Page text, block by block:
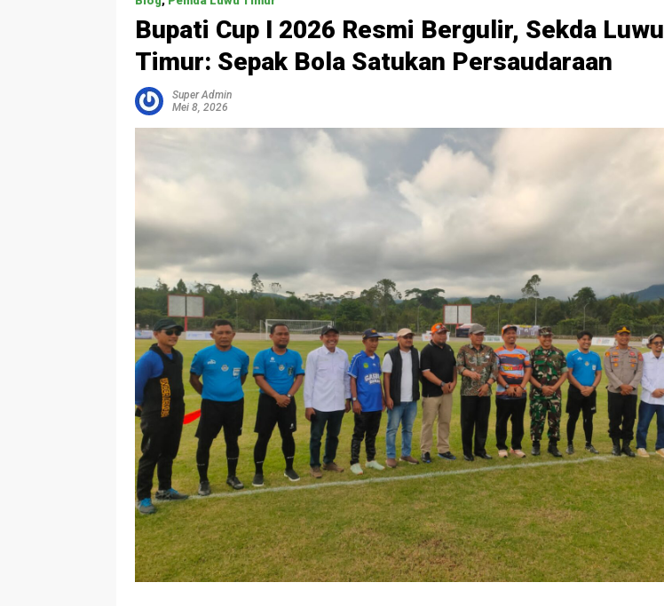
Bupati Cup I 2026 Resmi Bergulir, Sekda Luwu
Timur: Sepak Bola Satukan Persaudaraan
Super Admin
Mei 8, 2026